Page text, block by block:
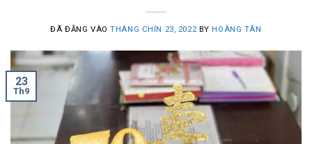
ĐÃ ĐĂNG VÀOTHÁNG CHÍN 23, 2022 BYHOÀNG TÂN
23
Th9